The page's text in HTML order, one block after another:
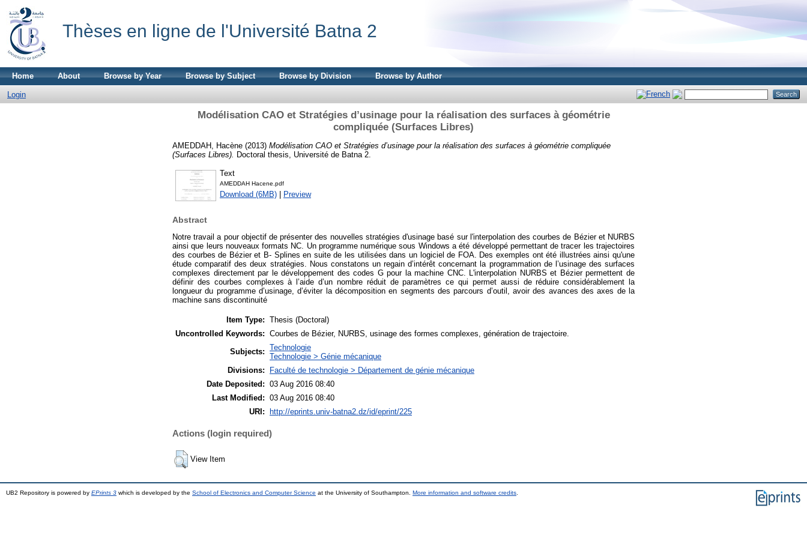
Thèses en ligne de l'Université Batna 2
Home About Browse by Year Browse by Subject Browse by Division Browse by Author
Login
Modélisation CAO et Stratégies d’usinage pour la réalisation des surfaces à géométrie
compliquée (Surfaces Libres)
AMEDDAH, Hacène (2013) Modélisation CAO et Stratégies d’usinage pour la réalisation des surfaces à géométrie compliquée
(Surfaces Libres).
Doctoral thesis, Université de Batna 2.
Text
AMEDDAH Hacene.pdf
Download (6MB) | Preview
Abstract
Notre travail a pour objectif de présenter des nouvelles stratégies d'usinage basé sur l'interpolation des courbes de Bézier et NURBS
ainsi que leurs nouveaux formats NC. Un programme numérique sous Windows a été développé permettant de tracer les trajectoires
des courbes de Bézier et B- Splines en suite de les utilisées dans un logiciel de FOA. Des exemples ont été illustrées ainsi qu'une
étude comparatif des deux stratégies. Nous constatons un regain d’intérêt concernant la programmation de l’usinage des surfaces
complexes directement par le développement des codes G pour la machine CNC. L'interpolation NURBS et Bézier permettent de
définir des courbes complexes à l’aide d’un nombre réduit de paramètres ce qui permet aussi de réduire considérablement la
longueur du programme d’usinage, d’éviter la décomposition en segments des parcours d’outil, avoir des avances des axes de la
machine sans discontinuité
Item Type: Thesis (Doctoral)
Uncontrolled Keywords: Courbes de Bézier, NURBS, usinage des formes complexes, génération de trajectoire.
Subjects: Technologie
Technologie > Génie mécanique
Divisions:
Faculté de technologie > Département de génie mécanique
Date Deposited: 03 Aug 2016 08:40
Last Modified: 03 Aug 2016 08:40
URI:
http://eprints.univ-batna2.dz/id/eprint/225
Actions (login required)
View Item
UB2 Repository is powered by EPrints 3 which is developed by the School of Electronics and Computer Science at the University of Southampton. More information and software credits